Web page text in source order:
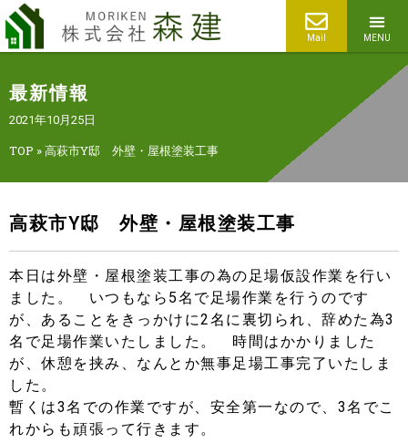
Mail MENU
最新情報
2021年10月25日
TOP »高萩市Y邸 外壁・屋根塗装工事
高萩市Y邸 外壁・屋根塗装工事
本日は外壁・屋根塗装工事の為の足場仮設作業を行い
ました。 いつもなら5名で足場作業を行うのです
が、あることをきっかけに2名に裏切られ、辞めた為3
名で足場作業いたしました。 時間はかかりました
が、休憩を挟み、なんとか無事足場工事完了いたしま
した。
暫くは3名での作業ですが、安全第一なので、3名でこ
れからも頑張って行きます。